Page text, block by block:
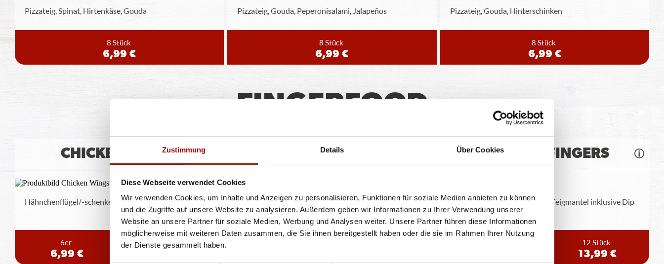
Zustimmung Details Über Cookies
Diese Webseite verwendet Cookies
Wir verwenden Cookies, um Inhalte und Anzeigen zu personalisieren, Funktionen für soziale Medien anbieten zu können
und die Zugriffe auf unsere Website zu analysieren. Außerdem geben wir Informationen zu Ihrer Verwendung unserer
Website an unsere Partner für soziale Medien, Werbung und Analysen weiter. Unsere Partner führen diese Informationen
möglicherweise mit weiteren Daten zusammen, die Sie ihnen bereitgestellt haben oder die sie im Rahmen Ihrer Nutzung
der Dienste gesammelt haben.
Pizzateig, Spinat, Hirtenkäse, Gouda
8 Stück
6,99 €
Pizzateig, Gouda, Peperonisalami, Jalapeños
8 Stück
6,99 €
Pizzateig, Gouda, Hinterschinken
8 Stück
6,99 €
FINGERFOOD
CHICKEN WINGS
Hähnchenflügel/-schenkel inklusive Dip nach Wahl
6er
6,99 €
12er
CHICKEN NUGGETS
Paniertes Hähnchenfleisch (zerkleinert, geformt)
inklusive Dip nach Wahl
CHICKEN FINGERS
Hähnchenbrustinnenfilets im Teigmantel inklusive Dip
nach Wahl
12 Stück
13,99 €